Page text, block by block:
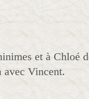
et à Chloé
avec Vincent.